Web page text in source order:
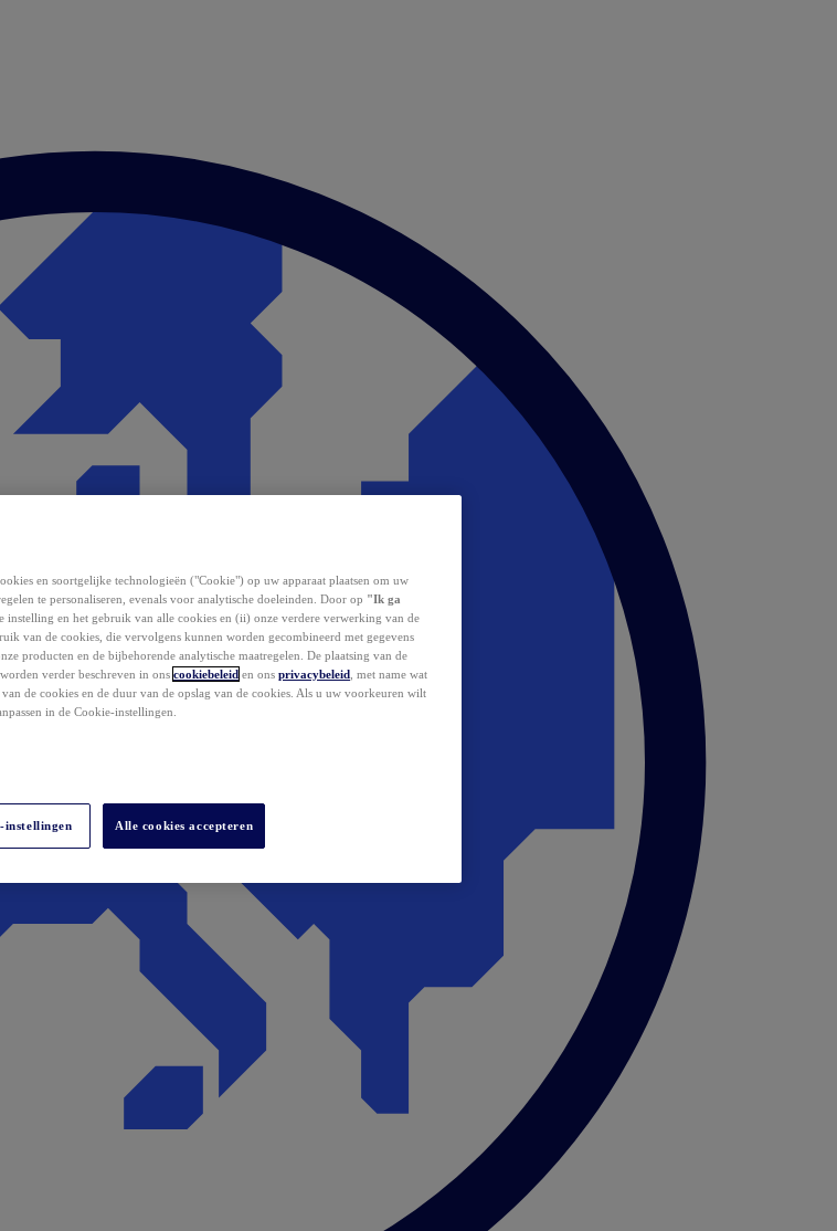
en soortgelijke technologieën ("Cookie") op uw apparaat plaatsen om uw
te personaliseren, evenals voor analytische doeleinden. Door op "Ik ga
instelling en het gebruik van alle cookies en (ii) onze verdere verwerking van de
van de cookies, die vervolgens kunnen worden gecombineerd met gegevens
producten en de bijbehorende analytische maatregelen. De plaatsing van de
verder beschreven in ons cookiebeleid en ons privacybeleid , met name wat
de cookies en de duur van de opslag van de cookies. Als u uw voorkeuren wilt
in de Cookie-instellingen.
instellingen Alle cookies accepteren